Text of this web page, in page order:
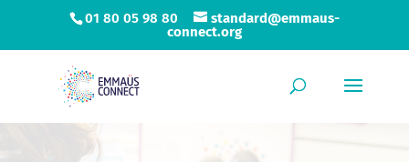
01 80 05 98 80
standard@emmaus-
connect.org